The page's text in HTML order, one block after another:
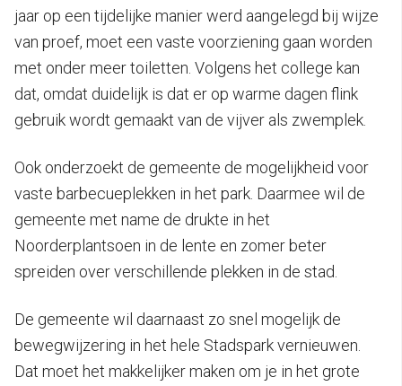
jaar op een tijdelijke manier werd aangelegd bij wijze
van proef, moet een vaste voorziening gaan worden
met onder meer toiletten. Volgens het college kan
dat, omdat duidelijk is dat er op warme dagen flink
gebruik wordt gemaakt van de vijver als zwemplek.
Ook onderzoekt de gemeente de mogelijkheid voor
vaste barbecueplekken in het park. Daarmee wil de
gemeente met name de drukte in het
Noorderplantsoen in de lente en zomer beter
spreiden over verschillende plekken in de stad.
De gemeente wil daarnaast zo snel mogelijk de
bewegwijzering in het hele Stadspark vernieuwen.
Dat moet het makkelijker maken om je in het grote